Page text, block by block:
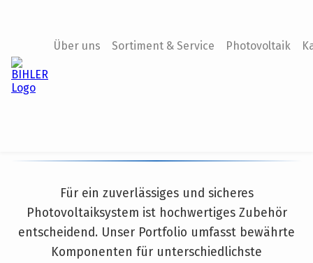
Über uns Sortiment & Service Photovoltaik
Für ein zuverlässiges und sicheres
Photovoltaiksystem ist hochwertiges Zubehör
entscheidend. Unser Portfolio umfasst bewährte
Komponenten für unterschiedlichste